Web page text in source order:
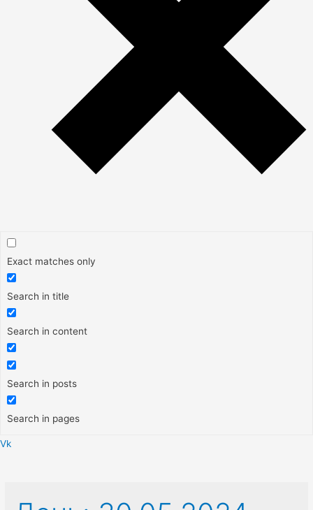
Exact matches only
Search in title
Search in content
Search in posts
Search in pages
Vk